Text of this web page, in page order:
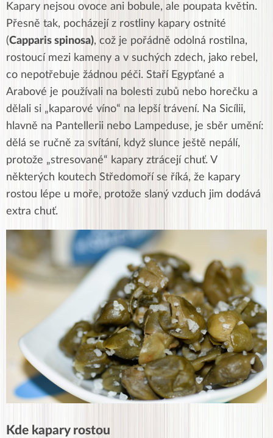
Kapary nejsou ovoce ani bobule, ale poupata květin.
Přesně tak, pocházejí z rostliny kapary ostnité
(Capparis spinosa), což je pořádně odolná rostilna,
rostoucí mezi kameny a v suchých zdech, jako rebel,
co nepotřebuje žádnou péči. Staří Egypťané a
Arabové je používali na bolesti zubů nebo horečku a
dělali si „kaparové víno“ na lepší trávení. Na Sicílii,
hlavně na Pantellerii nebo Lampeduse, je sběr umění:
dělá se ručně za svítání, když slunce ještě nepálí,
protože „stresované“ kapary ztrácejí chuť. V
některých koutech Středomoří se říká, že kapary
rostou lépe u moře, protože slaný vzduch jim dodává
extra chuť.
Kde kapary rostou